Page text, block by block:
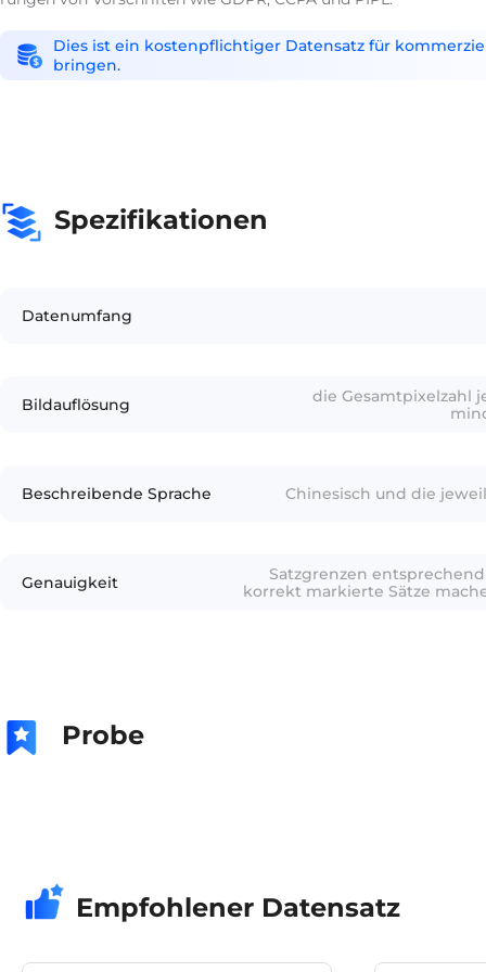
Dies ist ein kostenpflichtiger Datensatz für
bringen.
Spezifikationen
Datenumfang
Bildauflösung
die Gesamtpixelzahl
Beschreibende Sprache Chinesisch und die
Genauigkeit
Satzgrenzen
korrekt markierte Sätze
Probe
Empfohlener Datensatz